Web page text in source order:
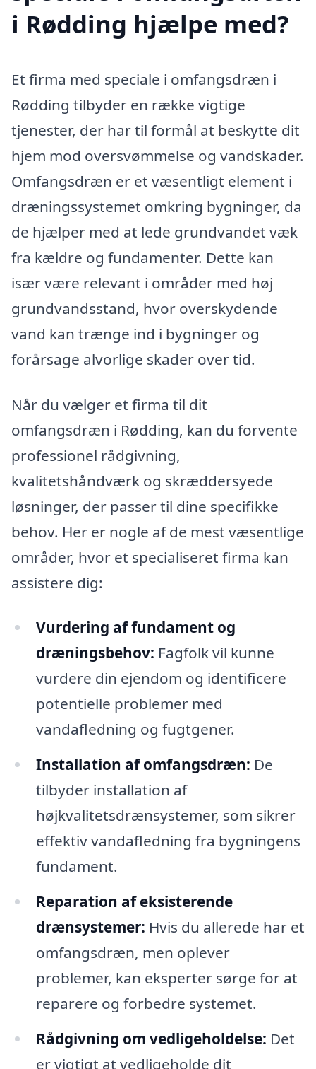
i Rødding hjælpe med?
Et firma med speciale i omfangsdræn i
Rødding tilbyder en række vigtige
tjenester, der har til formål at beskytte dit
hjem mod oversvømmelse og vandskader.
Omfangsdræn er et væsentligt element i
dræningssystemet omkring bygninger, da
de hjælper med at lede grundvandet væk
fra kældre og fundamenter. Dette kan
især være relevant i områder med høj
grundvandsstand, hvor overskydende
vand kan trænge ind i bygninger og
forårsage alvorlige skader over tid.
Når du vælger et firma til dit
omfangsdræn i Rødding, kan du forvente
professionel rådgivning,
kvalitetshåndværk og skræddersyede
løsninger, der passer til dine specifikke
behov. Her er nogle af de mest væsentlige
områder, hvor et specialiseret firma kan
assistere dig:
Vurdering af fundament og
dræningsbehov: Fagfolk vil kunne
vurdere din ejendom og identificere
potentielle problemer med
vandafledning og fugtgener.
Installation af omfangsdræn: De
tilbyder installation af
højkvalitetsdrænsystemer, som sikrer
effektiv vandafledning fra bygningens
fundament.
Reparation af eksisterende
drænsystemer: Hvis du allerede har et
omfangsdræn, men oplever
problemer, kan eksperter sørge for at
reparere og forbedre systemet.
Rådgivning om vedligeholdelse: Det
er vigtigt at vedligeholde dit